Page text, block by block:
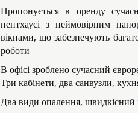
Пропонується в оренду
пентхаусі з неймовірним
вікнами, що забезпечують
роботи
В офісі зроблено сучасний
Три кабінети, два санвузли,
Два види опалення, швидкісний